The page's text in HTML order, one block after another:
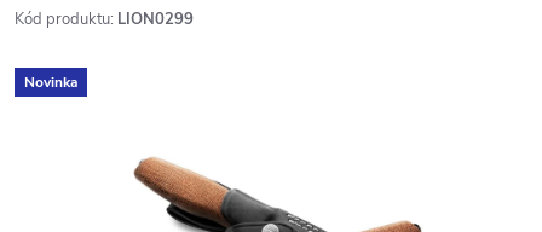
Kód produktu: LION0299
Novinka